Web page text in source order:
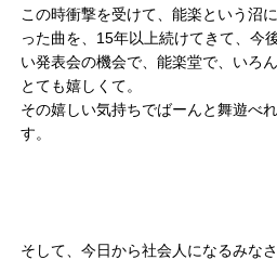
この時衝撃を受けて、能楽という沼
った曲を、15年以上続けてきて、今
い発表会の機会で、能楽堂で、いろ
とても嬉しくて。
その嬉しい気持ちでばーんと舞遊べ
す。
そして、今日から社会人になるみな